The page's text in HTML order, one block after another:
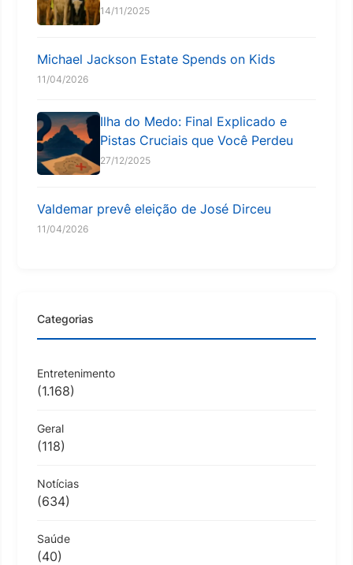
14/11/2025
Michael Jackson Estate Spends on Kids
11/04/2026
Ilha do Medo: Final Explicado e
Pistas Cruciais que Você Perdeu
27/12/2025
Valdemar prevê eleição de José Dirceu
11/04/2026
Categorias
Entretenimento
(1.168)
Geral
(118)
Notícias
(634)
Saúde
(40)